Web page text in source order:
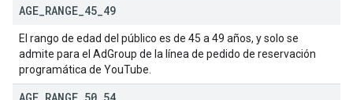
AGE RANGE 45 49
El rango de edad del público es de 45 a 49 años, y solo se
admite para el AdGroup de la línea de pedido de reservación
programática de YouTube.